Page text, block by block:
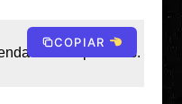
dessas pessoas.
COPIAR